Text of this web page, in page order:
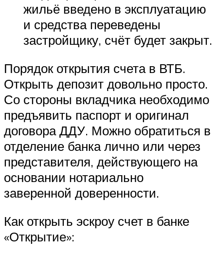
жильё введено в эксплуатацию
и средства переведены
застройщику, счёт будет закрыт.
Порядок открытия счета в ВТБ.
Открыть депозит довольно просто.
Со стороны вкладчика необходимо
предъявить паспорт и оригинал
договора ДДУ. Можно обратиться в
отделение банка лично или через
представителя, действующего на
основании нотариально
заверенной доверенности.
Как открыть эскроу счет в банке
«Открытие»: